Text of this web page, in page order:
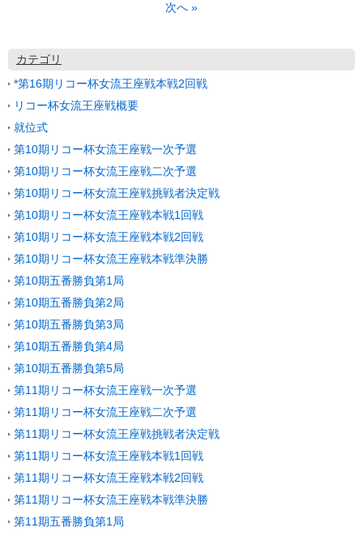
次へ »
カテゴリ
*第16期リコー杯女流王座戦本戦2回戦
リコー杯女流王座戦概要
就位式
第10期リコー杯女流王座戦一次予選
第10期リコー杯女流王座戦二次予選
第10期リコー杯女流王座戦挑戦者決定戦
第10期リコー杯女流王座戦本戦1回戦
第10期リコー杯女流王座戦本戦2回戦
第10期リコー杯女流王座戦本戦準決勝
第10期五番勝負第1局
第10期五番勝負第2局
第10期五番勝負第3局
第10期五番勝負第4局
第10期五番勝負第5局
第11期リコー杯女流王座戦一次予選
第11期リコー杯女流王座戦二次予選
第11期リコー杯女流王座戦挑戦者決定戦
第11期リコー杯女流王座戦本戦1回戦
第11期リコー杯女流王座戦本戦2回戦
第11期リコー杯女流王座戦本戦準決勝
第11期五番勝負第1局